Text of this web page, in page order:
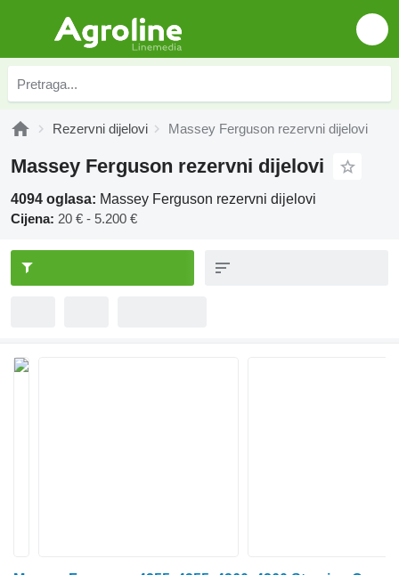
Rezervni dijelovi Massey Ferguson rezervni dijelovi
Massey Ferguson rezervni dijelovi
4094 oglasa: Massey Ferguson rezervni dijelovi
Cijena: 20 € - 5.200 €